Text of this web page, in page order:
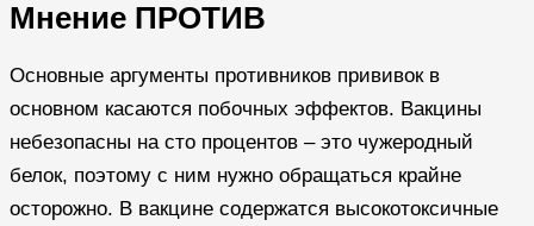
Мнение ПРОТИВ
Основные аргументы противников прививок в
основном касаются побочных эффектов. Вакцины
небезопасны на сто процентов – это чужеродный
белок, поэтому с ним нужно обращаться крайне
осторожно. В вакцине содержатся высокотоксичные